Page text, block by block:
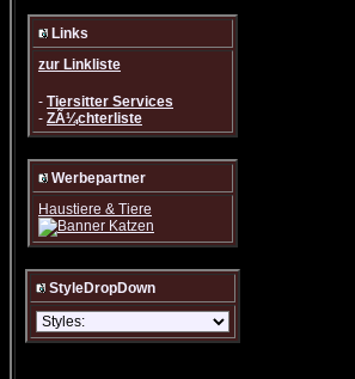
Links
zur Linkliste
- Tiersitter Services
- ZÃ¼chterliste
Werbepartner
Haustiere & Tiere
StyleDropDown